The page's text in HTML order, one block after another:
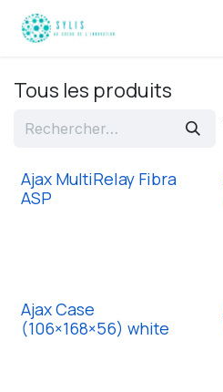
Se rendre au contenu
Tous les produits
Ajax MultiRelay Fibra
ASP
Ajax Case
(106×168×56) white